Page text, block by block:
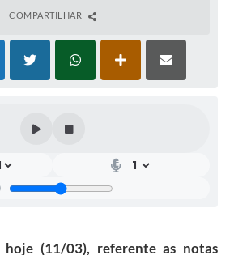
COMPARTILHAR
hoje (11/03), referente as notas